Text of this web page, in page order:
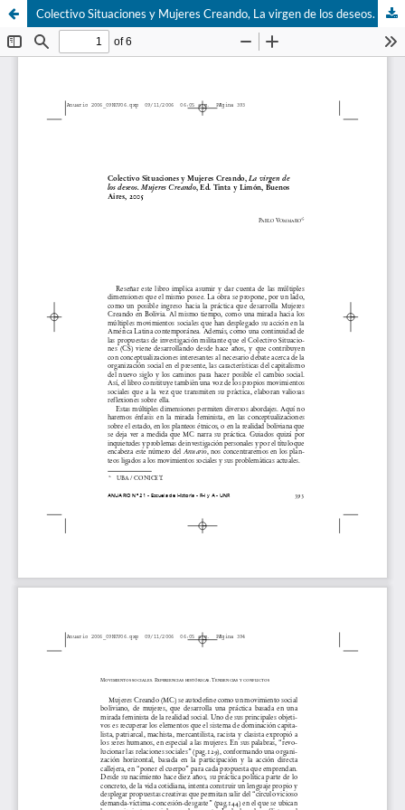
Colectivo Situaciones y Mujeres Creando, La virgen de los deseos. Mujeres Creando, Ed. Tinta y Limón, Buenos Aires, 2005